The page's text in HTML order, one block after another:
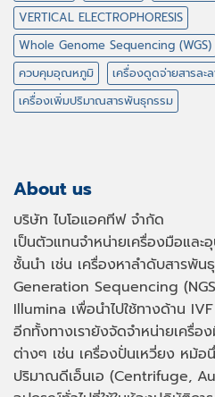
VERTICAL ELECTROPHORESIS
Whole Genome Sequencing (WGS)
ควบคุมอุณหภูมิ
เครื่องดูดจ่ายสารละ
เครื่องเพิ่มปริมาณสารพันธุกรรม
About us
บริษัท ไบโอแอคทีฟ จำกัด
เป็นตัวแทนจำหน่ายเครื่องมือแล
ชั้นนำ เช่น เครื่องหาลำดับสารพัน
Generation Sequencing
Illumina เพื่อนำไปใช้ทางด้าน IVF
อีกทั้งทางเรายังจัดจำหน่ายเครื่อ
ต่างๆ เช่น เครื่องปั่นเหวี่ยง หม้อ
ปริมาณดีเอ็นเอ (Centrifuge,